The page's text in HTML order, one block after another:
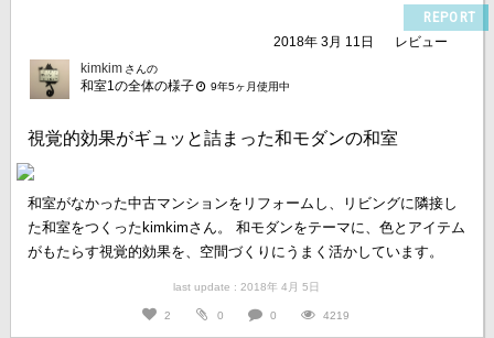
REPORT
2018年 3月 11日
レビュー
kimkim さんの
和室1の全体の様子 9年5ヶ月使用中
視覚的効果がギュッと詰まった和モダンの和室
和室がなかった中古マンションをリフォームし、リビングに隣接し
た和室をつくったkimkimさん。 和モダンをテーマに、色とアイテム
がもたらす視覚的効果を、空間づくりにうまく活かしています。
last update : 2018年 4月 5日
2 0 0 4219